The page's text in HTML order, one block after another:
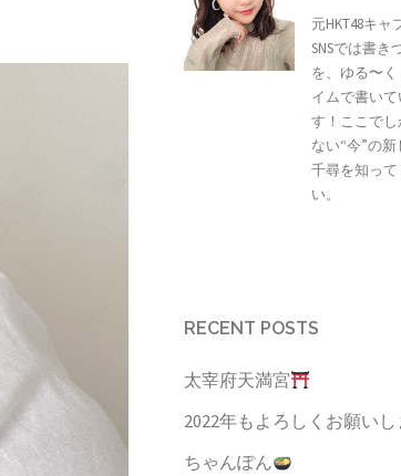
元HKT48キャ
SNSでは書き
を、ゆる〜く
イムで書いて
す！ここでし
ない“今”の
千尋を知って
い。
RECENT POSTS
太宰府天満宮
2022年もよろしくお願いし
ちゃんぽん